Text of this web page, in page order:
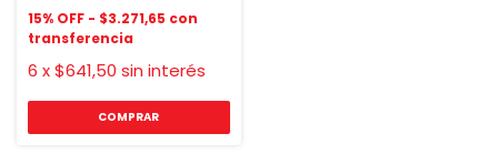
$3.271,65
6 x$641,50 sin interés